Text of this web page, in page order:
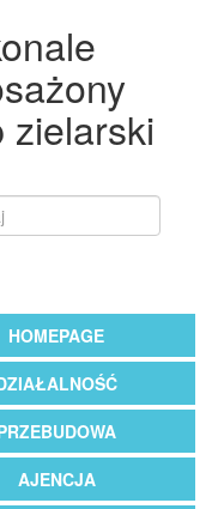
zielarski
HOMEPAGE
AJENCJA